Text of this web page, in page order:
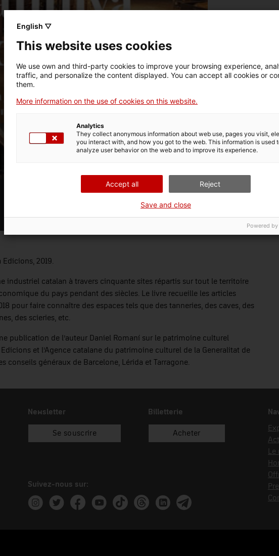
2019.
industriel catalan à travers cinquante sites répartis sur tout le territoire
du pays pendant des siècles. Le livre recueille les articles
pour faire connaître des espaces tels que des tanneries, des caves, des
des scieries, etc.
publication de l’auteur Daniel Romaní sur le patrimoine culturel
Edicions et l’Agence catalane du patrimoine culturel de la Generalitat de
conseils généraux de Barcelone, Lérida et Tarragone.
Newsletter
Se souscrire
Billetterie
Acheter
Suivez-nous sur:
Instagram
TwitterFacebookYoutubeTik TokThreadsLinkedinTelegram
Le
English ▽
This website uses cookies
We use own and third-party cookies to improve your browsing experience,
traffic, and personalize the content displayed. You can accept all cookies or
them.
More information on the use of cookies on this website.
Analytics
They collect anonymous information about web use, pages you visit,
you interact with, and how you got to the web. This information is used
analyze user behavior on the web and to improve its experience.
Accept all Reject
Save and close
Powered by